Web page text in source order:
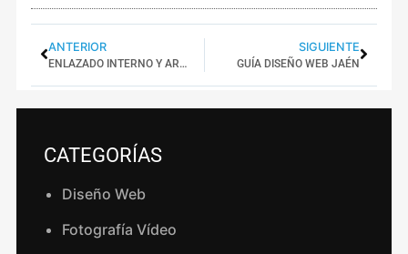
ANTERIOR
ENLAZADO INTERNO Y ARQUITECTURA TRANSACCIONAL
SIGUIENTE
GUÍA DISEÑO WEB JAÉN
CATEGORÍAS
Diseño Web
Fotografía Vídeo